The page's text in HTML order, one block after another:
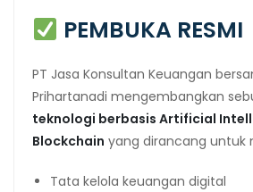
PEMBUKA RESMI
PT Jasa Konsultan Keuangan
Prihartanadi mengembangkan
teknologi berbasis Artificial
Blockchain yang dirancang untuk
Tata kelola keuangan digital